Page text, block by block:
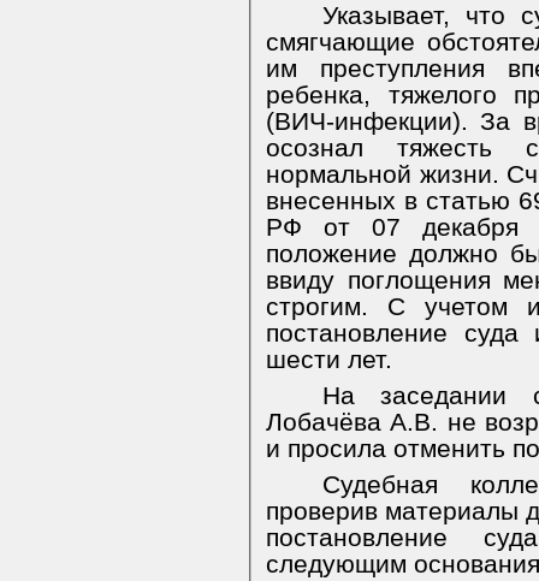
Указывает, что
смягчающие
им преступления
ребенка, тяжелого
(ВИЧ-инфекции). За
осознал тяжесть
нормальной жизни.
внесенных в статью
РФ от 07
положение должно
ввиду поглощения
строгим. С учетом
постановление
шести лет.
На заседании
Лобачёва А.В. не
и просила отменить
Судебная
проверив материалы
постановление
следующим